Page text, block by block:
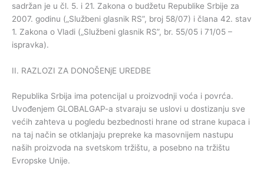
sadržan je u čl. 5. i 21. Zakona o budžetu Republike Srbije za
2007. godinu („Službeni glasnik RS”, broj 58/07) i člana 42. stav
1. Zakona o Vladi („Službeni glasnik RS”, br. 55/05 i 71/05 –
ispravka).
II. RAZLOZI ZA DONOŠENjE UREDBE
Republika Srbija ima potencijal u proizvodnji voća i povrća.
Uvođenjem GLOBALGAP-a stvaraju se uslovi u dostizanju sve
većih zahteva u pogledu bezbednosti hrane od strane kupaca i
na taj način se otklanjaju prepreke ka masovnijem nastupu
naših proizvoda na svetskom tržištu, a posebno na tržištu
Evropske Unije.